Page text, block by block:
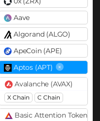
Aave
Algorand (ALGO)
ApeCoin (APE)
Aptos (APT)
×
Avalanche (AVAX)
X Chain C Chain
Basic Attention Token